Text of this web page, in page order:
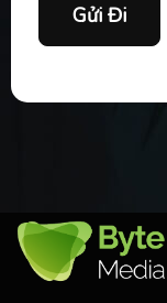
Gửi Đi